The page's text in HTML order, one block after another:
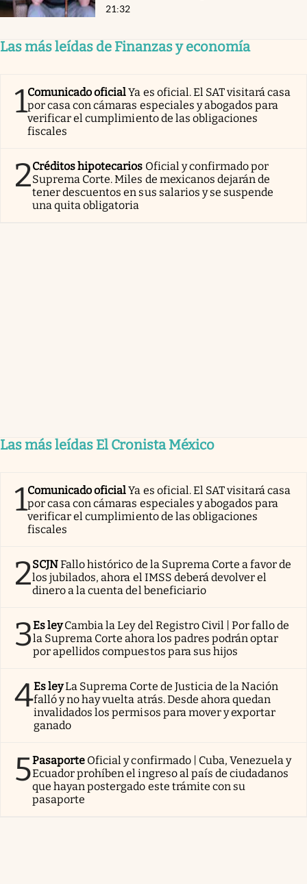
21:32
Las más leídas de Finanzas y economía
1Comunicado oficialYa es oficial. El SAT visitará casa
por casa con cámaras especiales y abogados para
verificar el cumplimiento de las obligaciones
fiscales
2Créditos hipotecarios Oficial y confirmado por
Suprema Corte. Miles de mexicanos dejarán de
tener descuentos en sus salarios y se suspende
una quita obligatoria
Las más leídas El Cronista México
1Comunicado oficialYa es oficial. El SAT visitará casa
por casa con cámaras especiales y abogados para
verificar el cumplimiento de las obligaciones
fiscales
2SCJNFallo histórico de la Suprema Corte a favor de
los jubilados, ahora el IMSS deberá devolver el
dinero a la cuenta del beneficiario
3Es ley Cambia la Ley del Registro Civil | Por fallo de
la Suprema Corte ahora los padres podrán optar
por apellidos compuestos para sus hijos
4Es leyLa Suprema Corte de Justicia de la Nación
falló y no hay vuelta atrás. Desde ahora quedan
invalidados los permisos para mover y exportar
ganado
5Pasaporte Oficial y confirmado | Cuba, Venezuela y
Ecuador prohíben el ingreso al país de ciudadanos
que hayan postergado este trámite con su
pasaporte